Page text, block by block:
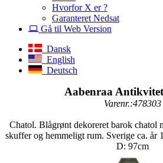
Hvorfor X er ?
Garanteret Nedsat
Gå til Web Version
Dansk
English
Deutsch
Aabenraa
Varenr.:478303
Chatol. Blågrønt dekoreret barok chatol
skuffer og hemmeligt rum. Sverige ca. år
D: 97cm